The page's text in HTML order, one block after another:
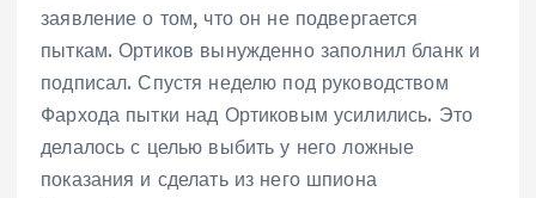
заявление о том, что он не подвергается
пыткам. Ортиков вынужденно заполнил бланк и
подписал. Спустя неделю под руководством
Фархода пытки над Ортиковым усилились. Это
делалось с целью выбить у него ложные
показания и сделать из него шпиона